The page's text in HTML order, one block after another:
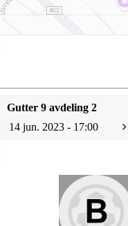
Gutter 9 avdeling 2
14 jun. 2023 - 17:00